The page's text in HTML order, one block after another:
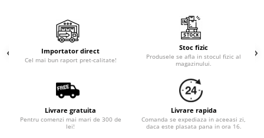
Cap minirosa
Cap orhidee phalaenopsis
Crengi decorative
Copaci si Plante
Importator direct
Cel mai bun raport pret-calitate!
Stoc fizic
Produsele se afla in stocul fizic al
magazinului.
Livrare gratuita
Pentru comenzi mai mari de 300 de
lei!
Livrare rapida
Comanda se expediaza in aceeasi zi,
daca este plasata pana in ora 16.